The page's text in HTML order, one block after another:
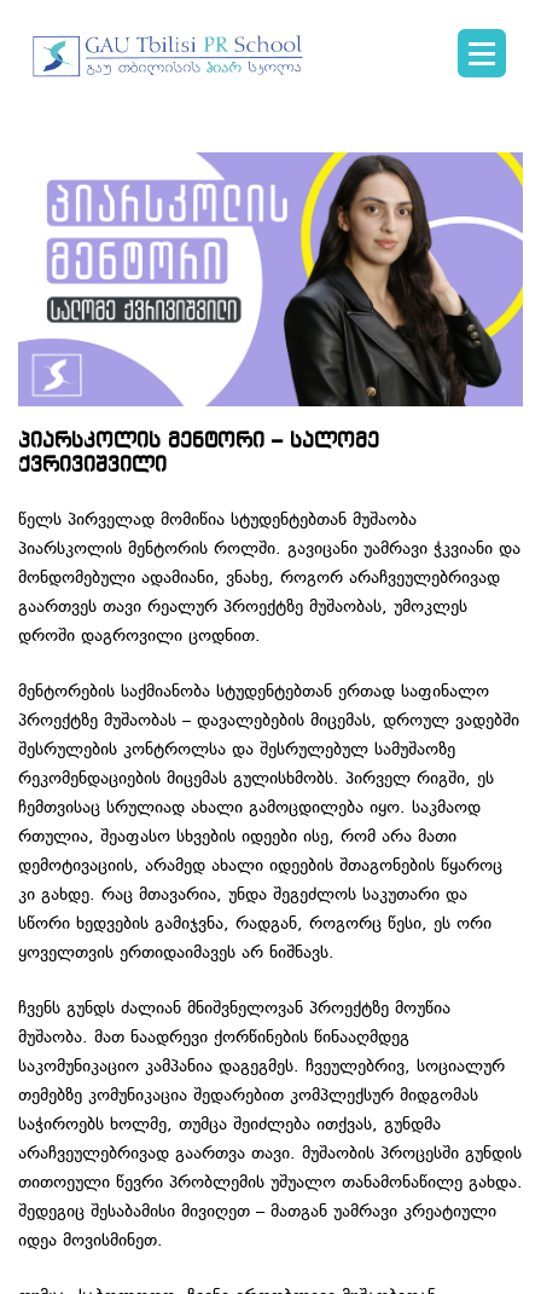
პიარსკოლის მენტორი – სალომე
ქვრივიშვილი
წელს პირველად მომიწია სტუდენტებთან მუშაობა
პიარსკოლის მენტორის როლში. გავიცანი უამრავი ჭკვიანი და
მონდომებული ადამიანი, ვნახე, როგორ არაჩვეულებრივად
გაართვეს თავი რეალურ პროექტზე მუშაობას, უმოკლეს
დროში დაგროვილი ცოდნით.
მენტორების საქმიანობა სტუდენტებთან ერთად საფინალო
პროექტზე მუშაობას – დავალებების მიცემას, დროულ ვადებში
შესრულების კონტროლსა და შესრულებულ სამუშაოზე
რეკომენდაციების მიცემას გულისხმობს. პირველ რიგში, ეს
ჩემთვისაც სრულიად ახალი გამოცდილება იყო. საკმაოდ
რთულია, შეაფასო სხვების იდეები ისე, რომ არა მათი
დემოტივაციის, არამედ ახალი იდეების შთაგონების წყაროც
კი გახდე. რაც მთავარია, უნდა შეგეძლოს საკუთარი და
სწორი ხედვების გამიჯვნა, რადგან, როგორც წესი, ეს ორი
ყოველთვის ერთიდაიმავეს არ ნიშნავს.
ჩვენს გუნდს ძალიან მნიშვნელოვან პროექტზე მოუწია
მუშაობა. მათ ნაადრევი ქორწინების წინააღმდეგ
საკომუნიკაციო კამპანია დაგეგმეს. ჩვეულებრივ, სოციალურ
თემებზე კომუნიკაცია შედარებით კომპლექსურ მიდგომას
საჭიროებს ხოლმე, თუმცა შეიძლება ითქვას, გუნდმა
არაჩვეულებრივად გაართვა თავი. მუშაობის პროცესში გუნდის
თითოეული წევრი პრობლემის უშუალო თანამონაწილე გახდა.
შედეგიც შესაბამისი მივიღეთ – მათგან უამრავი კრეატიული
იდეა მოვისმინეთ.